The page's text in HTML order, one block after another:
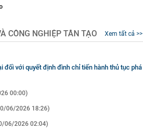
CÔNG NGHIỆP TÂN TẠO Xem tất cả >>
đối với quyết định đình chỉ tiến hành thủ tục phá
00:00)
06/2026 18:26)
06/2026 02:04)